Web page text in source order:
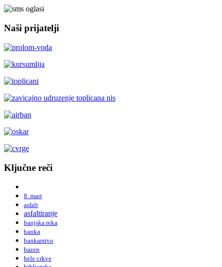
Naši prijatelji
Ključne reči
8. mart
asfalt
asfaltiranje
banjska reka
banka
bankarstvo
bazen
bele crkve